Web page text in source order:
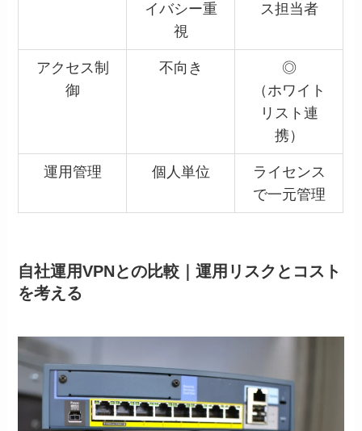
イバシー重
視
ス担当者
アクセス制
御
不向き
◎
（ホワイト
リスト連
携）
運用管理 個人単位
ライセンス
で一元管理
自社運用VPNとの比較｜運用リスクとコスト
を考える